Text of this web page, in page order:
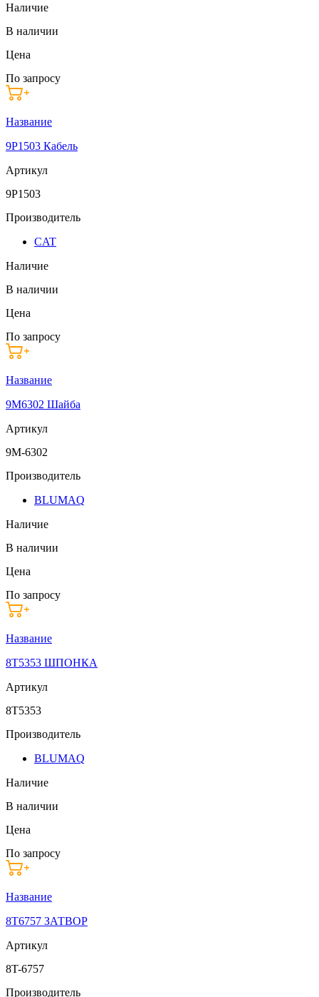
Наличие
В наличии
Цена
По запросу
Название
9P1503 Кабель
Артикул
9P1503
Производитель
CAT
Наличие
В наличии
Цена
По запросу
Название
9M6302 Шайба
Артикул
9M-6302
Производитель
BLUMAQ
Наличие
В наличии
Цена
По запросу
Название
8T5353 ШПОНКА
Артикул
8T5353
Производитель
BLUMAQ
Наличие
В наличии
Цена
По запросу
Название
8T6757 ЗАТВОР
Артикул
8T-6757
Производитель